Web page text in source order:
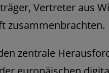
Vertreter aus
zusammenbrachten.
zentrale